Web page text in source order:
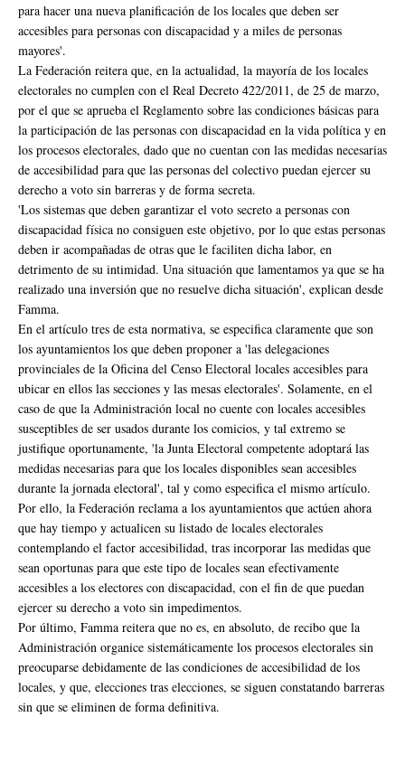
para hacer una nueva planificación de los locales que deben ser
accesibles para personas con discapacidad y a miles de personas
mayores'.
La Federación reitera que, en la actualidad, la mayoría de los locales
electorales no cumplen con el Real Decreto 422/2011, de 25 de marzo,
por el que se aprueba el Reglamento sobre las condiciones básicas para
la participación de las personas con discapacidad en la vida política y en
los procesos electorales, dado que no cuentan con las medidas necesarias
de accesibilidad para que las personas del colectivo puedan ejercer su
derecho a voto sin barreras y de forma secreta.
'Los sistemas que deben garantizar el voto secreto a personas con
discapacidad física no consiguen este objetivo, por lo que estas personas
deben ir acompañadas de otras que le faciliten dicha labor, en
detrimento de su intimidad. Una situación que lamentamos ya que se ha
realizado una inversión que no resuelve dicha situación', explican desde
Famma.
En el artículo tres de esta normativa, se especifica claramente que son
los ayuntamientos los que deben proponer a 'las delegaciones
provinciales de la Oficina del Censo Electoral locales accesibles para
ubicar en ellos las secciones y las mesas electorales'. Solamente, en el
caso de que la Administración local no cuente con locales accesibles
susceptibles de ser usados durante los comicios, y tal extremo se
justifique oportunamente, 'la Junta Electoral competente adoptará las
medidas necesarias para que los locales disponibles sean accesibles
durante la jornada electoral', tal y como especifica el mismo artículo.
Por ello, la Federación reclama a los ayuntamientos que actúen ahora
que hay tiempo y actualicen su listado de locales electorales
contemplando el factor accesibilidad, tras incorporar las medidas que
sean oportunas para que este tipo de locales sean efectivamente
accesibles a los electores con discapacidad, con el fin de que puedan
ejercer su derecho a voto sin impedimentos.
Por último, Famma reitera que no es, en absoluto, de recibo que la
Administración organice sistemáticamente los procesos electorales sin
preocuparse debidamente de las condiciones de accesibilidad de los
locales, y que, elecciones tras elecciones, se siguen constatando barreras
sin que se eliminen de forma definitiva.